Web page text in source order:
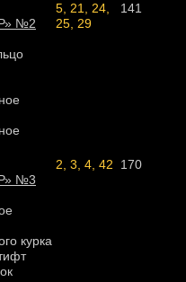
№2
5, 21, 24,
25, 29
141
№3
курка
2, 3, 4, 42 170